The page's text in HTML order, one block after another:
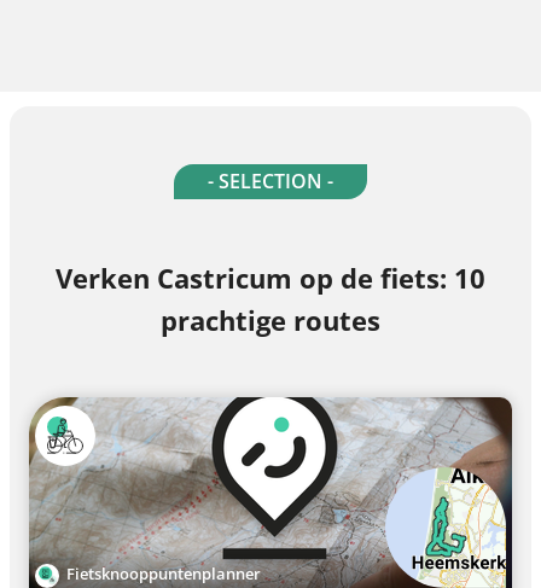
- SELECTION -
Verken Castricum op de fiets: 10
prachtige routes
Fietsknooppuntenplanner